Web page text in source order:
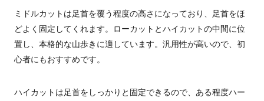
ミドルカットは足首を覆う程度の高さになっており、足首をほ
どよく固定してくれます。ローカットとハイカットの中間に位
置し、本格的な山歩きに適しています。汎用性が高いので、初
心者にもおすすめです。
ハイカットは足首をしっかりと固定できるので、ある程度ハー